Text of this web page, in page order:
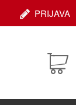
PRIJAVA